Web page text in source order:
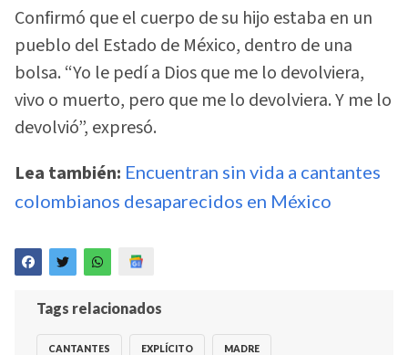
Confirmó que el cuerpo de su hijo estaba en un
pueblo del Estado de México, dentro de una
bolsa. “Yo le pedí a Dios que me lo devolviera,
vivo o muerto, pero que me lo devolviera. Y me lo
devolvió”, expresó.
Lea también: Encuentran sin vida a cantantes
colombianos desaparecidos en México
Tags relacionados
CANTANTES EXPLÍCITO MADRE